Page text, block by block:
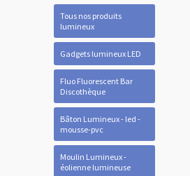
Tous nos produits
lumineux
Gadgets lumineux LED
Fluo Fluorescent Bar
Discothèque
Bâton Lumineux - led -
mousse-pvc
Moulin Lumineux -
éolienne lumineuse